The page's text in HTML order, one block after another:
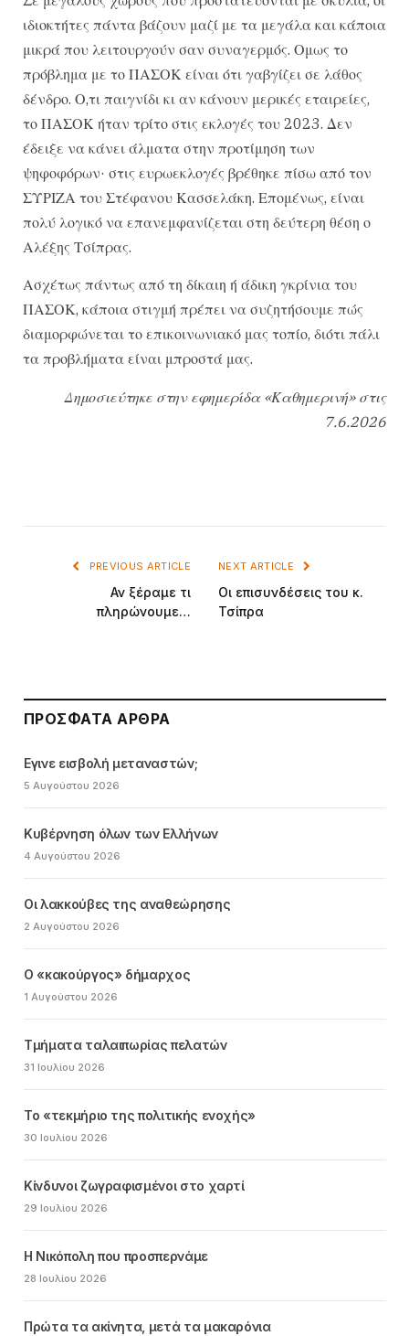
ιδιοκτήτες πάντα βάζουν μαζί με τα μεγάλα και κάποια
μικρά που λειτουργούν σαν συναγερμός. Ομως το
πρόβλημα με το ΠΑΣΟΚ είναι ότι γαβγίζει σε λάθος
δένδρο. Ο,τι παιγνίδι κι αν κάνουν μερικές εταιρείες,
το ΠΑΣΟΚ ήταν τρίτο στις εκλογές του 2023. Δεν
έδειξε να κάνει άλματα στην προτίμηση των
ψηφοφόρων· στις ευρωεκλογές βρέθηκε πίσω από τον
ΣΥΡΙΖΑ του Στέφανου Κασσελάκη. Επομένως, είναι
πολύ λογικό να επανεμφανίζεται στη δεύτερη θέση ο
Αλέξης Τσίπρας.
Ασχέτως πάντως από τη δίκαιη ή άδικη γκρίνια του
ΠΑΣΟΚ, κάποια στιγμή πρέπει να συζητήσουμε πώς
διαμορφώνεται το επικοινωνιακό μας τοπίο, διότι πάλι
τα προβλήματα είναι μπροστά μας.
Δημοσιεύτηκε στην εφημερίδα «Καθημερινή» στις
7.6.2026
PREVIOUS ARTICLE
Αν ξέραμε τι
πληρώνουμε…
NEXT ARTICLE
Οι επισυνδέσεις του κ.
Τσίπρα
ΠΡΌΣΦΑΤΑ ΆΡΘΡΑ
Εγινε εισβολή μεταναστών;
5 Αυγούστου 2026
Κυβέρνηση όλων των Ελλήνων
4 Αυγούστου 2026
Οι λακκούβες της αναθεώρησης
2 Αυγούστου 2026
Ο «κακούργος» δήμαρχος
1 Αυγούστου 2026
Τμήματα ταλαιπωρίας πελατών
31 Ιουλίου 2026
Το «τεκμήριο της πολιτικής ενοχής»
30 Ιουλίου 2026
Κίνδυνοι ζωγραφισμένοι στο χαρτί
29 Ιουλίου 2026
Η Νικόπολη που προσπερνάμε
28 Ιουλίου 2026
Πρώτα τα ακίνητα, μετά τα μακαρόνια